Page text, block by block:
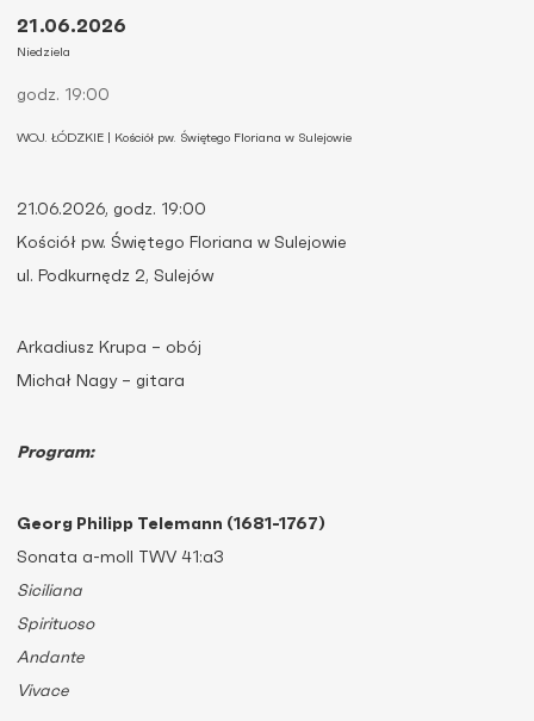
21.06.2026, godz. 19:00
Kościół pw. Świętego Floriana w Sulejowie
ul. Podkurnędz 2, Sulejów
Arkadiusz Krupa – obój
Michał Nagy – gitara
Program:
Georg Philipp Telemann (1681-1767)
Sonata a-moll TWV 41:a3
Siciliana
Spirituoso
Andante
Vivace
21.06.2026
Niedziela
godz. 19:00
WOJ. ŁÓDZKIE | Kościół pw. Świętego Floriana w Sulejowie